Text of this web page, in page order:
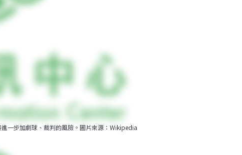
一步加劇球、裁判的風險。圖片來源：Wikipedia